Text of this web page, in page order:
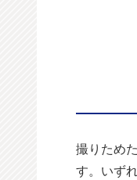
撮りため
す。いず